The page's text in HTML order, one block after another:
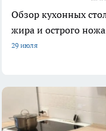
Обзор кухонных
жира и острого ножа
29 июля